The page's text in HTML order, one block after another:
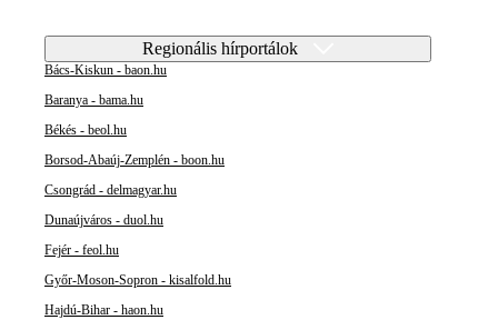
Regionális hírportálok
Bács-Kiskun - baon.hu
Baranya - bama.hu
Békés - beol.hu
Borsod-Abaúj-Zemplén - boon.hu
Csongrád - delmagyar.hu
Dunaújváros - duol.hu
Fejér - feol.hu
Győr-Moson-Sopron - kisalfold.hu
Hajdú-Bihar - haon.hu